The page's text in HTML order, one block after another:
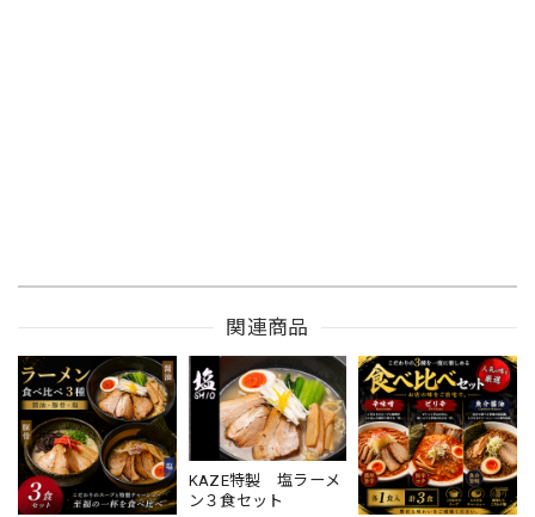
関連商品
KAZE特製 塩ラーメ
ン３食セット